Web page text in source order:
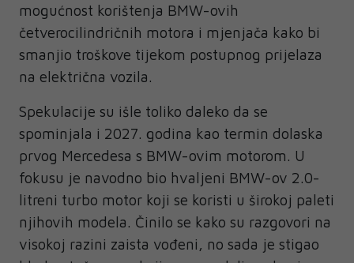
mogućnost korištenja BMW-ovih
četverocilindričnih motora i mjenjača kako bi
smanjio troškove tijekom postupnog prijelaza
na električna vozila.
Spekulacije su išle toliko daleko da se
spominjala i 2027. godina kao termin dolaska
prvog Mercedesa s BMW-ovim motorom. U
fokusu je navodno bio hvaljeni BMW-ov 2.0-
litreni turbo motor koji se koristi u širokoj paleti
njihovih modela. Činilo se kako su razgovori na
visokoj razini zaista vođeni, no sada je stigao